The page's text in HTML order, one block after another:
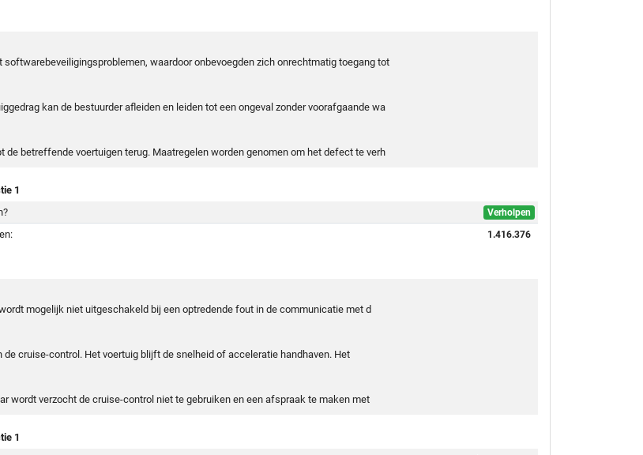
softwarebeveiligingsproblemen, waardoor onbevoegden zich onrechtmatig toegang tot
kan de bestuurder afleiden en leiden tot een ongeval zonder voorafgaande wa
de betreffende voertuigen terug. Maatregelen worden genomen om het defect te verh
1
Verholpen
1.416.376
mogelijk niet uitgeschakeld bij een optredende fout in de communicatie met d
de cruise-control. Het voertuig blijft de snelheid of acceleratie handhaven. Het
wordt verzocht de cruise-control niet te gebruiken en een afspraak te maken met
1